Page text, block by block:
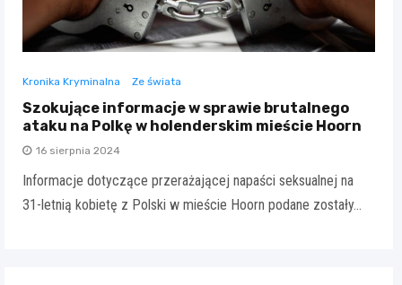
Kronika Kryminalna Ze świata
Szokujące informacje w sprawie brutalnego
ataku na Polkę w holenderskim mieście Hoorn
16 sierpnia 2024
Informacje dotyczące przerażającej napaści seksualnej na
31-letnią kobietę z Polski w mieście Hoorn podane zostały…